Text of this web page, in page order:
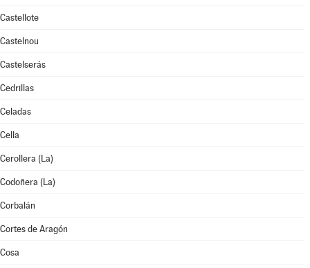
Castellote
Castelnou
Castelserás
Cedrillas
Celadas
Cella
Cerollera (La)
Codoñera (La)
Corbalán
Cortes de Aragón
Cosa